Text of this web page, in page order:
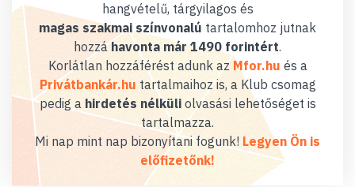
hangvételű, tárgyilagos és
magas szakmai színvonalú tartalomhoz jutnak
hozzáhavonta már 1490 forintért.
Korlátlan hozzáférést adunk az Mfor.hu és a
Privátbankár.hu tartalmaihoz is, a Klub csomag
pedig a hirdetés nélküliolvasási lehetőséget is
tartalmazza.
Mi nap mint nap bizonyítani fogunk! Legyen Ön is
előfizetőnk!